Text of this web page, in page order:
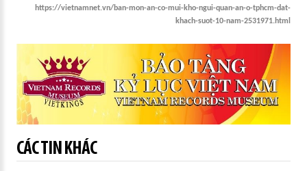
https://vietnamnet.vn/ban-mon-an-co-mui-kho-ngui-quan-an-o-tphcm-dat-
khach-suot-10-nam-2531971.html
CÁC TIN KHÁC